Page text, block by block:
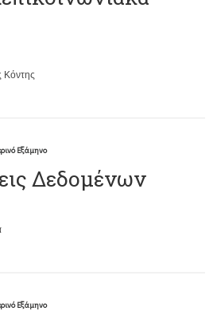
Κόντης
Εξάμηνο
Δεδομένων
Εξάμηνο